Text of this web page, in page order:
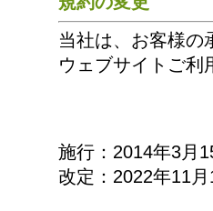
当社は、お客様の
ウェブサイトご利
施行：2014年3月
改定：2022年11